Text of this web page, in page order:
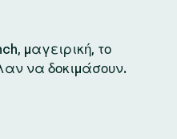
μαγειρική, το
να δοκιμάσουν.